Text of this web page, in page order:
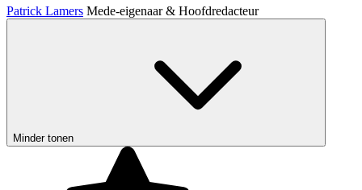
Patrick Lamers Mede-eigenaar & Hoofdredacteur
Minder tonen